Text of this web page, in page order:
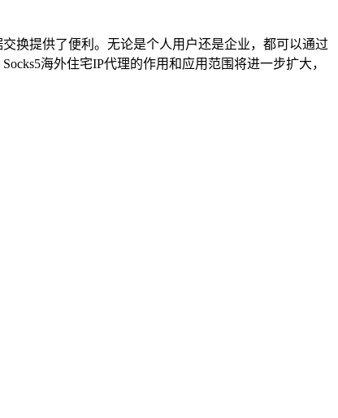
换提供了便利。无论是个人用户还是企业，都可以通过
海外住宅IP代理的作用和应用范围将进一步扩大，